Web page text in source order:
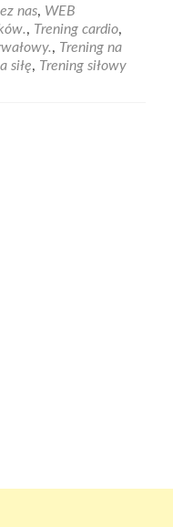
about
Najlepsze
treningi
w
nas, WEB
, Trening cardio,
, Trening na
siłę, Trening siłowy